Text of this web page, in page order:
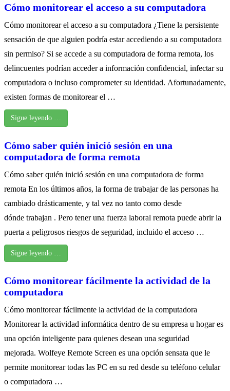
Cómo monitorear el acceso a su computadora
Cómo monitorear el acceso a su computadora ¿Tiene la persistente
sensación de que alguien podría estar accediendo a su computadora
sin permiso? Si se accede a su computadora de forma remota, los
delincuentes podrían acceder a información confidencial, infectar su
computadora o incluso comprometer su identidad. Afortunadamente,
existen formas de monitorear el …
Sigue leyendo …
Cómo saber quién inició sesión en una
computadora de forma remota
Cómo saber quién inició sesión en una computadora de forma
remota En los últimos años, la forma de trabajar de las personas ha
cambiado drásticamente, y tal vez no tanto como desde
dónde trabajan . Pero tener una fuerza laboral remota puede abrir la
puerta a peligrosos riesgos de seguridad, incluido el acceso …
Sigue leyendo …
Cómo monitorear fácilmente la actividad de la
computadora
Cómo monitorear fácilmente la actividad de la computadora
Monitorear la actividad informática dentro de su empresa u hogar es
una opción inteligente para quienes desean una seguridad
mejorada. Wolfeye Remote Screen es una opción sensata que le
permite monitorear todas las PC en su red desde su teléfono celular
o computadora …